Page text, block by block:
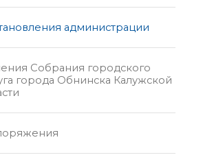
администрации
Собрания городского
города Обнинска Калужской